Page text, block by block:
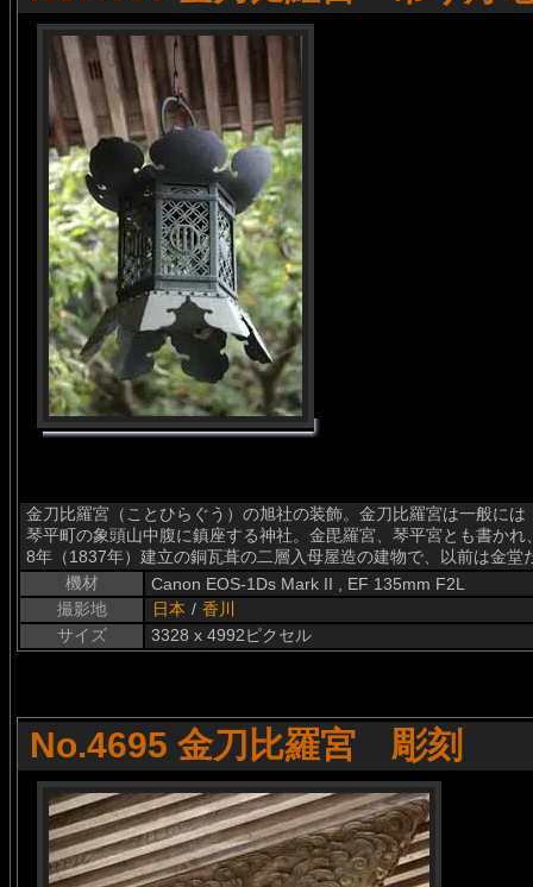
金刀比羅宮（ことひらぐう）の旭社の装飾。金刀比羅宮は一般に
琴平町の象頭山中腹に鎮座する神社。金毘羅宮、琴平宮とも書か
8年（1837年）建立の銅瓦葺の二層入母屋造の建物で、以前は金
機材
Canon EOS-1Ds Mark II , EF 135mm F2L
撮影地
日本 / 香川
サイズ
3328 x 4992ピクセル
No.4695 金刀比羅宮 彫刻